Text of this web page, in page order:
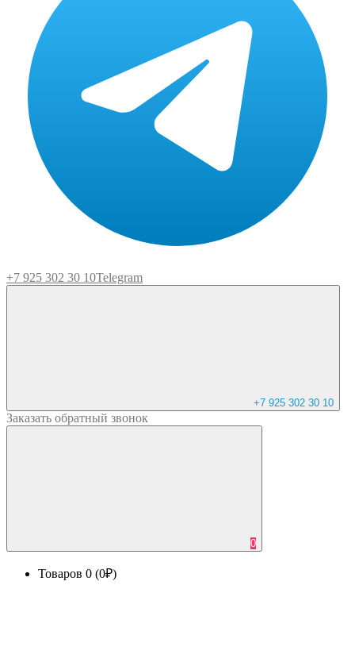
+7 925 302 30 10Telegram
+7 925 302 30 10
Заказать обратный звонок
0
Товаров 0 (0₽)